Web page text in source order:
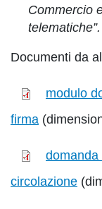
Commercio
telematiche”.
Documenti da
modulo
firma
domanda
circolazione